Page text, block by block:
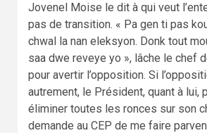
Jovenel Moise le dit à qui veut
pas de transition. « Pa gen ti pas
chwal la nan eleksyon. Donk tout
saa dwe reveye yo », lâche le chef
pour avertir l’opposition. Si
autrement, le Président, quant à lui,
éliminer toutes les ronces sur son
demande au CEP de me faire